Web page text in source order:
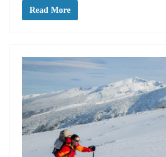
Read More